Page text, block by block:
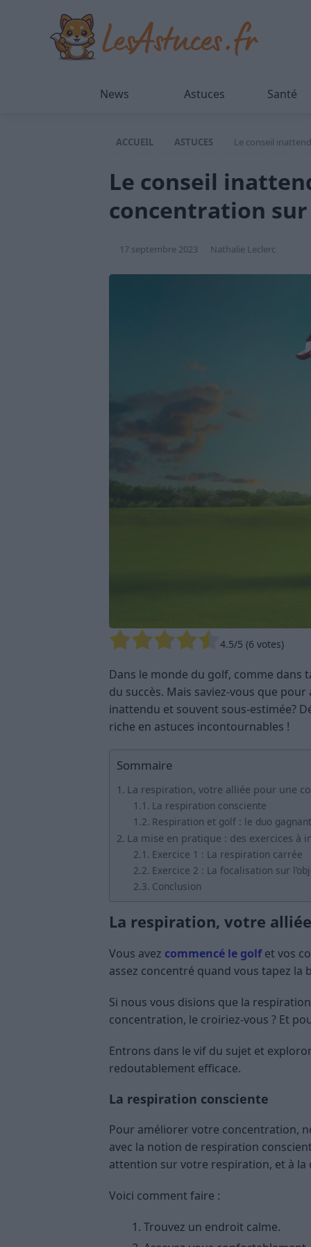
News Astuces Santé
ACCUEIL ASTUCES Le conseil
Le conseil
concentration sur
17 septembre 2023 Nathalie Leclerc
4.5/5 (6 votes)
Dans le monde du golf, comme dans
du succès. Mais saviez-vous que
inattendu et souvent sous-estimée?
riche en astuces incontournables !
Sommaire
La respiration, votre alliée pour une
La respiration consciente
Respiration et golf : le duo gagnant
La mise en pratique : des exercices à
Exercice 1 : La respiration carrée
Exercice 2 : La focalisation sur
Conclusion
La respiration, votre
Vous avez commencé le golfet vos
assez concentré quand vous tapez la
Si nous vous disions que la
concentration, le croiriez-vous ? Et
Entrons dans le vif du sujet et
redoutablement efficace.
La respiration consciente
Pour améliorer votre concentration,
avec la notion de respiration
attention sur votre respiration, et à
Voici comment faire :
Trouvez un endroit calme.